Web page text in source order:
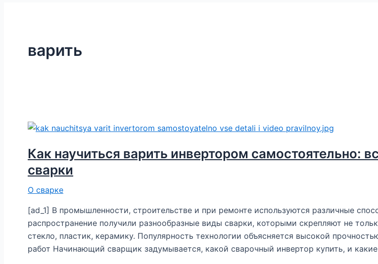
варить
Как научиться варить инвертором самостоятельно:
сварки
О сварке
[ad_1] В промышленности, строительстве и при ремонте используются различные
распространение получили разнообразные виды сварки, которыми скрепляют не
стекло, пластик, керамику. Популярность технологии объясняется высокой
работ Начинающий сварщик задумывается, какой сварочный инвертор купить, и